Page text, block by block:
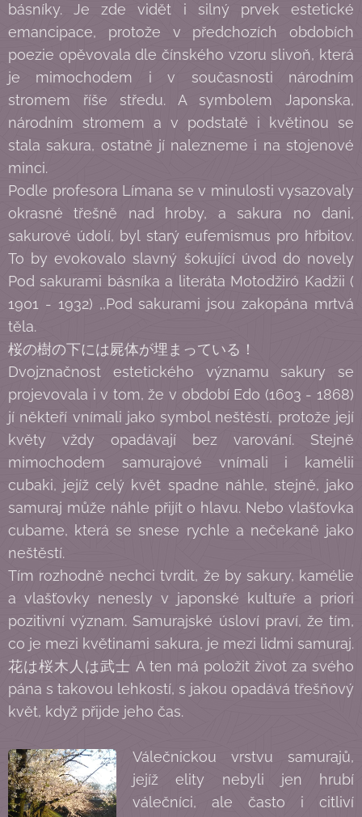
básníky. Je zde vidět i silný prvek estetické
emancipace, protože v předchozích obdobích
poezie opěvovala dle čínského vzoru slivoň, která
je mimochodem i v současnosti národním
stromem říše středu. A symbolem Japonska,
národním stromem a v podstatě i květinou se
stala sakura, ostatně jí nalezneme i na stojenové
minci.
Podle profesora Límana se v minulosti vysazovaly
okrasné třešně nad hroby, a sakura no dani,
sakurové údolí, byl starý eufemismus pro hřbitov.
To by evokovalo slavný šokující úvod do novely
Pod sakurami básníka a literáta Motodžiró Kadžii (
1901 - 1932) ,,Pod sakurami jsou zakopána mrtvá
těla.
桜の樹の下には屍体が埋まっている！
Dvojznačnost estetického významu sakury se
projevovala i v tom, že v období Edo (1603 - 1868)
jí někteří vnímali jako symbol neštěstí, protože její
květy vždy opadávají bez varování. Stejně
mimochodem samurajové vnímali i kamélii
cubaki, jejíž celý květ spadne náhle, stejně, jako
samuraj může náhle přijít o hlavu. Nebo vlašťovka
cubame, která se snese rychle a nečekaně jako
neštěstí.
Tím rozhodně nechci tvrdit, že by sakury, kamélie
a vlašťovky nenesly v japonské kultuře a priori
pozitivní význam. Samurajské úsloví praví, že tím,
co je mezi květinami sakura, je mezi lidmi samuraj.
花は桜木人は武士 A ten má položit život za svého
pána s takovou lehkostí, s jakou opadává třešňový
květ, když přijde jeho čas.
Válečnickou vrstvu samurajů,
jejíž elity nebyli jen hrubí
válečníci, ale často i citliví